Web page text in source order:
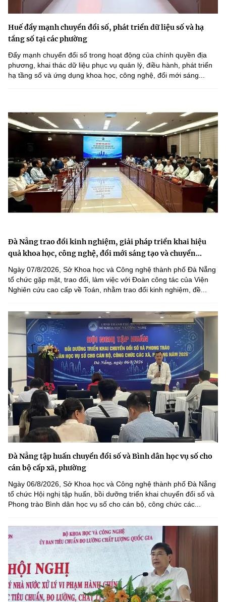
Huế đẩy mạnh chuyển đổi số, phát triển dữ liệu số và hạ
tầng số tại các phường
Đẩy mạnh chuyển đổi số trong hoạt động của chính quyền địa
phương, khai thác dữ liệu phục vụ quản lý, điều hành, phát triển
hạ tầng số và ứng dụng khoa học, công nghệ, đổi mới sáng...
Đà Nẵng trao đổi kinh nghiệm, giải pháp triển khai hiệu
quả khoa học, công nghệ, đổi mới sáng tạo và chuyển...
Ngày 07/8/2026, Sở Khoa học và Công nghệ thành phố Đà Nẵng
tổ chức gặp mặt, trao đổi, làm việc với Đoàn công tác của Viện
Nghiên cứu cao cấp về Toán, nhằm trao đổi kinh nghiệm, đề...
Đà Nẵng tập huấn chuyển đổi số và Bình dân học vụ số cho
cán bộ cấp xã, phường
Ngày 06/8/2026, Sở Khoa học và Công nghệ thành phố Đà Nẵng
tổ chức Hội nghị tập huấn, bồi dưỡng triển khai chuyển đổi số và
Phong trào Bình dân học vụ số cho cán bộ, công chức các...